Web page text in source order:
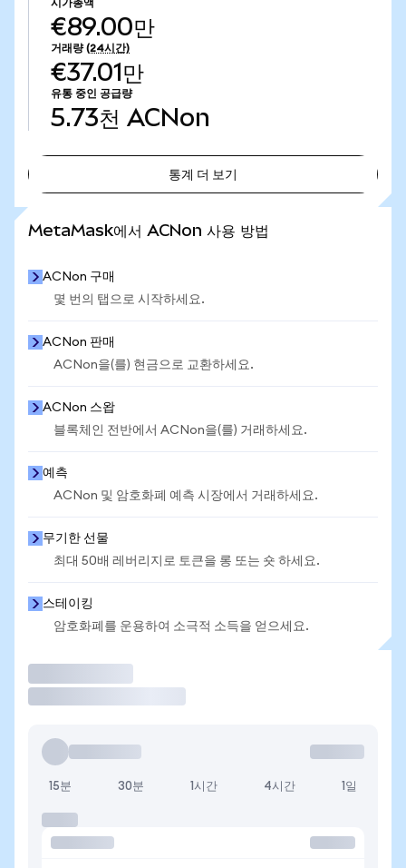
시가총액
€89.00만
거래량 (24시간)
€37.01만
유통 중인 공급량
5.73천 ACNon
통계 더 보기
MetaMask에서 ACNon 사용 방법
ACNon 구매
몇 번의 탭으로 시작하세요.
ACNon 판매
ACNon을(를) 현금으로 교환하세요.
ACNon 스왑
블록체인 전반에서 ACNon을(를) 거래하세요.
예측
ACNon 및 암호화폐 예측 시장에서 거래하세요.
무기한 선물
최대 50배 레버리지로 토큰을 롱 또는 숏 하세요.
스테이킹
암호화폐를 운용하여 소극적 소득을 얻으세요.
15분 30분 1시간 4시간 1일